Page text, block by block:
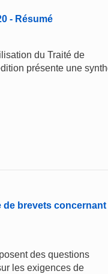
- Résumé
du Traité de
présente une
brevets concernant
des questions
les exigences de